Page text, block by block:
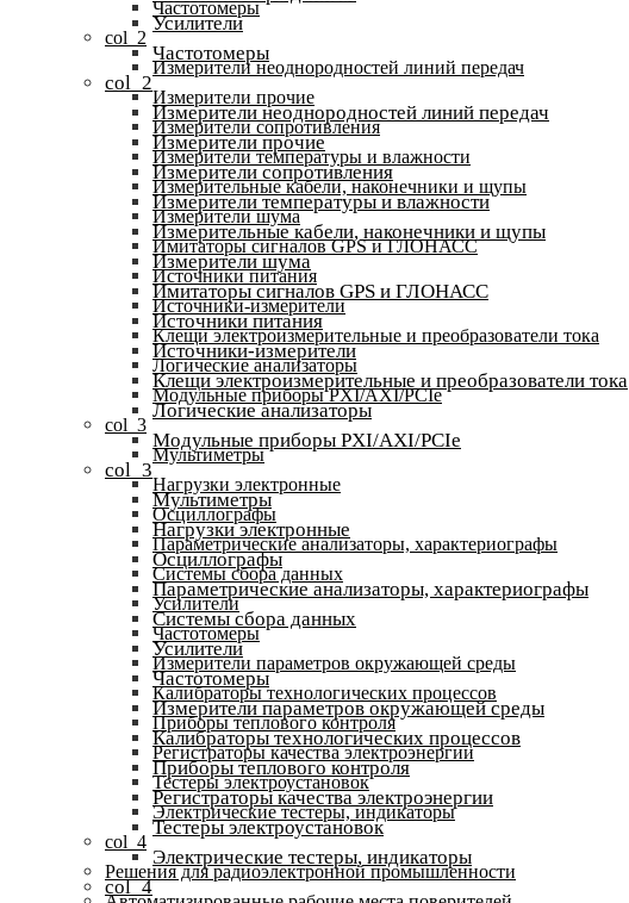
Частотомеры
col_2
Измерители неоднородностей линий передач
Измерители прочие
Измерители сопротивления
Измерители температуры и влажности
Измерительные кабели, наконечники и щупы
Измерители шума
Имитаторы сигналов GPS и ГЛОНАСС
Источники питания
Источники-измерители
Клещи электроизмерительные и преобразователи тока
Логические анализаторы
Модульные приборы PXI/AXI/PCIe
col_3
Мультиметры
Нагрузки электронные
Осциллографы
Параметрические анализаторы, характериографы
Системы сбора данных
Усилители
Частотомеры
Измерители параметров окружающей среды
Калибраторы технологических процессов
Приборы теплового контроля
Регистраторы качества электроэнергии
Тестеры электроустановок
Электрические тестеры, индикаторы
col_4
Решения для радиоэлектронной промышленности
Усилители
Частотомеры
col_2
Измерители неоднородностей линий передач
Измерители прочие
Измерители сопротивления
Измерители температуры и влажности
Измерительные кабели, наконечники и щупы
Измерители шума
Имитаторы сигналов GPS и ГЛОНАСС
Источники питания
Источники-измерители
Клещи электроизмерительные и преобразователи тока
Логические анализаторы
Модульные приборы PXI/AXI/PCIe
col_3
Мультиметры
Нагрузки электронные
Осциллографы
Параметрические анализаторы, характериографы
Системы сбора данных
Усилители
Частотомеры
Измерители параметров окружающей среды
Калибраторы технологических процессов
Приборы теплового контроля
Регистраторы качества электроэнергии
Тестеры электроустановок
Электрические тестеры, индикаторы
col_4